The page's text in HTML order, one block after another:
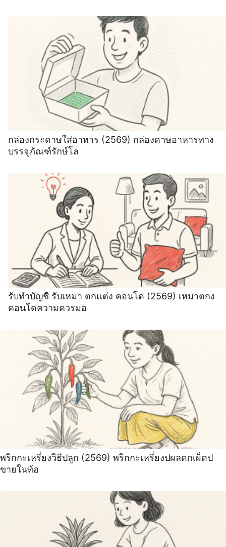
กล่องกระดาษใส่อาหาร (2569) กล่องดาษอาหารทาง
บรรจุภัณฑ์รักษ์โล
รับทำบัญชี รับเหมา ตกแต่ง คอนโด (2569) เหมาตกง
คอนโดความควรมอ
พริกกะเหรี่ยงวิธีปลูก (2569) พริกกะเหรี่ยงปผลดกเผ็ดป
ขายในท้อ